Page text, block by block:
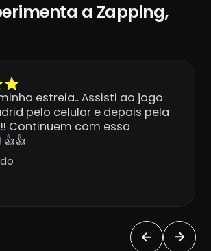
a Zapping,
estreia.. Assisti ao jogo
pelo celular e depois pela
Continuem com essa